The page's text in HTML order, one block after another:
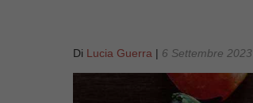
Di Lucia Guerra | 6 Settembre 2023